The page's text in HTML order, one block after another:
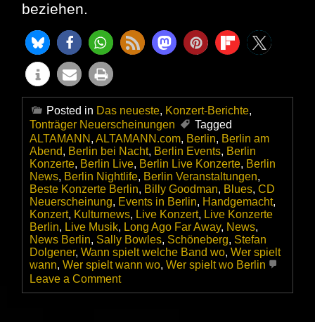
beziehen.
Posted in Das neueste, Konzert-Berichte,
Tonträger Neuerscheinungen
Tagged
ALTAMANN , ALTAMANN.com, Berlin, Berlin am
Abend, Berlin bei Nacht, Berlin Events, Berlin
Konzerte, Berlin Live, Berlin Live Konzerte, Berlin
News, Berlin Nightlife, Berlin Veranstaltungen,
Beste Konzerte Berlin, Billy Goodman, Blues, CD
Neuerscheinung, Events in Berlin, Handgemacht,
Konzert, Kulturnews, Live Konzert, Live Konzerte
Berlin, Live Musik, Long Ago Far Away, News,
News Berlin, Sally Bowles, Schöneberg, Stefan
Dolgener, Wann spielt welche Band wo, Wer spielt
wann, Wer spielt wann wo, Wer spielt wo Berlin
Leave a Commenton
Long